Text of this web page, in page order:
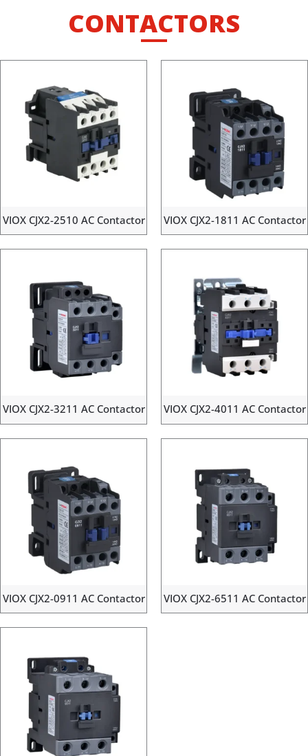
CONTACTORS
VIOX CJX2-2510 AC Contactor VIOX CJX2-1811 AC Contactor
VIOX CJX2-3211 AC Contactor VIOX CJX2-4011 AC Contactor
VIOX CJX2-0911 AC Contactor VIOX CJX2-6511 AC Contactor